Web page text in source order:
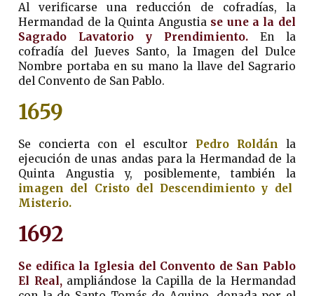
Al verificarse una reducción de cofradías, la
Hermandad de la Quinta Angustia se une a la del
Sagrado Lavatorio y Prendimiento.En la
cofradía del Jueves Santo, la Imagen del Dulce
Nombre portaba en su mano la llave del Sagrario
del Convento de San Pablo.
1659
Se concierta con el escultor Pedro Roldán la
ejecución de unas andas para la Hermandad de la
Quinta Angustia y, posiblemente, también la
imagen del Cristo del Descendimiento y del
Misterio.
1692
Se edifica la Iglesia del Convento de San Pablo
El Real,ampliándose la Capilla de la Hermandad